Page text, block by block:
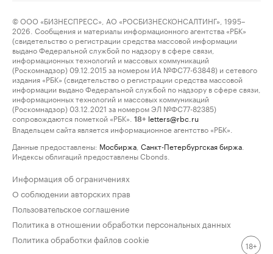
© ООО «БИЗНЕСПРЕСС», АО «РОСБИЗНЕСКОНСАЛТИНГ», 1995–
2026. Сообщения и материалы информационного агентства «РБК»
(свидетельство о регистрации средства массовой информации
выдано Федеральной службой по надзору в сфере связи,
информационных технологий и массовых коммуникаций
(Роскомнадзор) 09.12.2015 за номером ИА №ФС77-63848) и сетевого
издания «РБК» (свидетельство о регистрации средства массовой
информации выдано Федеральной службой по надзору в сфере связи,
информационных технологий и массовых коммуникаций
(Роскомнадзор) 03.12.2021 за номером ЭЛ №ФС77-82385)
сопровождаются пометкой «РБК».
18+ letters@rbc.ru
Владельцем сайта является информационное агентство «РБК».
Данные предоставлены: Мосбиржа Санкт-Петербургская биржа
Индексы облигаций предоставлены Cbonds.
Информация об ограничениях
О соблюдении авторских прав
Пользовательское соглашение
Политика в отношении обработки персональных данных
Политика обработки файлов cookie
18+